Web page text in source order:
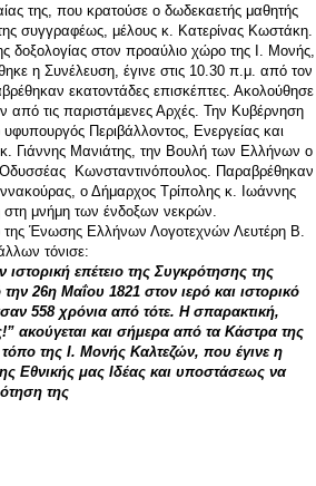
της, που κρατούσε ο δωδεκαετής μαθητής
συγγραφέως, μέλους κ. Κατερίνας Kωστάκη.
δοξολογίας στον προαύλιο χώρο της I. Μονής,
η Συνέλευση, έγινε στις 10.30 π.μ. από τον
εκατοντάδες επισκέπτες. Ακολούθησε
από τις παριστάμενες Αρχές. Την Κυβέρνηση
Περιβάλλοντος, Ενεργείας και
κ. Γιάννης Μανιάτης, την Βουλή των Ελλήνων ο
Oδυσσέας Kωνσταντινόπουλος. Παραβρέθηκαν
ο Δήμαρχος Τρίπολης κ. Iωάννης
μνήμη των ένδοξων νεκρών.
Ένωσης Ελλήνων Λογοτεχνών Λευτέρη B.
τόνισε:
επέτειο της Συγκρότησης της
26η Μαΐου 1821 στον ιερό και ιστορικό
558 χρόνια από τότε. H σπαρακτική,
ακούγεται και σήμερα από τα Κάστρα της
της I. Μονής Kαλτεζών, που έγινε η
Εθνικής μας Ιδέας και υποστάσεως να
της